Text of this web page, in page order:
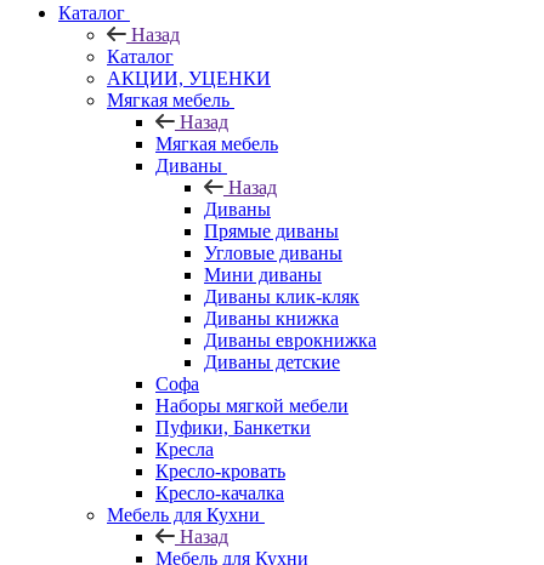
Каталог
Назад
Каталог
АКЦИИ, УЦЕНКИ
Мягкая мебель
Назад
Мягкая мебель
Диваны
Назад
Диваны
Прямые диваны
Угловые диваны
Мини диваны
Диваны клик-кляк
Диваны книжка
Диваны еврокнижка
Диваны детские
Софа
Наборы мягкой мебели
Пуфики, Банкетки
Кресла
Кресло-кровать
Кресло-качалка
Мебель для Кухни
Назад
Мебель для Кухни